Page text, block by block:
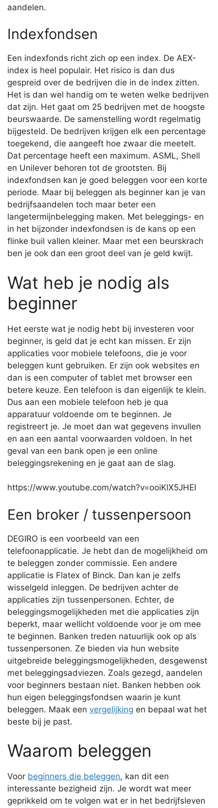
aandelen.
Indexfondsen
Een indexfonds richt zich op een index. De AEX-
index is heel populair. Het risico is dan dus
gespreid over de bedrijven die in de index zitten.
Het is dan wel handig om te weten welke bedrijven
dat zijn. Het gaat om 25 bedrijven met de hoogste
beurswaarde. De samenstelling wordt regelmatig
bijgesteld. De bedrijven krijgen elk een percentage
toegekend, die aangeeft hoe zwaar die meetelt.
Dat percentage heeft een maximum. ASML, Shell
en Unilever behoren tot de grootsten. Bij
indexfondsen kan je goed beleggen voor een korte
periode. Maar bij beleggen als beginner kan je van
bedrijfsaandelen toch maar beter een
langetermijnbelegging maken. Met beleggings- en
in het bijzonder indexfondsen is de kans op een
flinke buil vallen kleiner. Maar met een beurskrach
ben je ook dan een groot deel van je geld kwijt.
Wat heb je nodig als
beginner
Het eerste wat je nodig hebt bij investeren voor
beginner, is geld dat je echt kan missen. Er zijn
applicaties voor mobiele telefoons, die je voor
beleggen kunt gebruiken. Er zijn ook websites en
dan is een computer of tablet met browser een
betere keuze. Een telefoon is dan eigenlijk te klein.
Dus aan een mobiele telefoon heb je qua
apparatuur voldoende om te beginnen. Je
registreert je. Je moet dan wat gegevens invullen
en aan een aantal voorwaarden voldoen. In het
geval van een bank open je een online
beleggingsrekening en je gaat aan de slag.
https://www.youtube.com/watch?v=ooiKlX5JHEI
Een broker / tussenpersoon
DEGIRO is een voorbeeld van een
telefoonapplicatie. Je hebt dan de mogelijkheid om
te beleggen zonder commissie. Een andere
applicatie is Flatex of Binck. Dan kan je zelfs
wisselgeld inleggen. De bedrijven achter de
applicaties zijn tussenpersonen. Echter, de
beleggingsmogelijkheden met die applicaties zijn
beperkt, maar wellicht voldoende voor je om mee
te beginnen. Banken treden natuurlijk ook op als
tussenpersonen. Ze bieden via hun website
uitgebreide beleggingsmogelijkheden, desgewenst
met beleggingsadviezen. Zoals gezegd, aandelen
voor beginners bestaan niet. Banken hebben ook
hun eigen beleggingsfondsen waarin je kunt
beleggen. Maak een vergelijking en bepaal wat het
beste bij je past.
Waarom beleggen
Voor beginners die beleggen, kan dit een
interessante bezigheid zijn. Je wordt wat meer
geprikkeld om te volgen wat er in het bedrijfsleven